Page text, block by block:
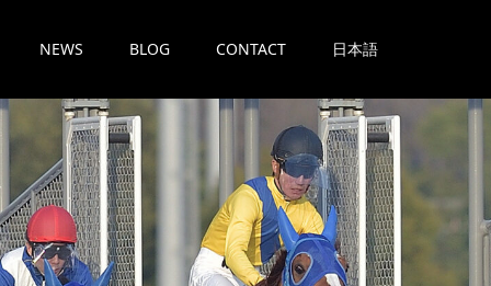
NEWS BLOG CONTACT 日本語